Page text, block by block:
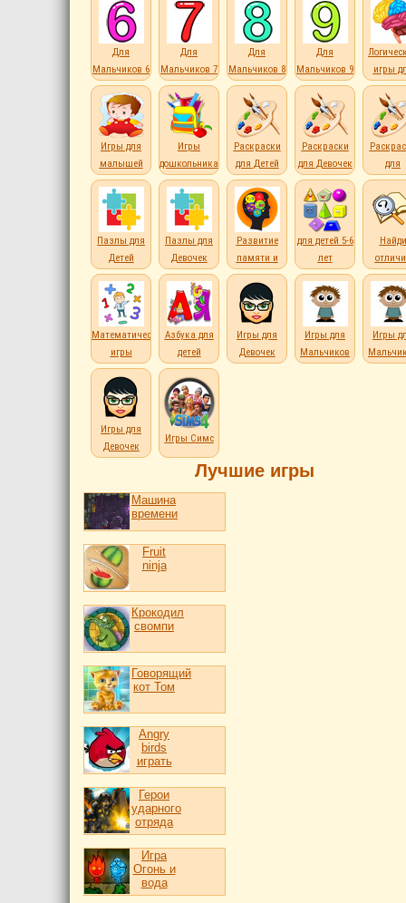
Для
Мальчиков 6
лет
Для
Мальчиков 7
лет
Для
Мальчиков 8
лет
Для
Мальчиков 9
лет
игры
детей
Игры для
малышей
Игры
дошкольникам
Раскраски
для Детей
Раскраски
для Девочек
для
Пазлы для
Детей
Пазлы для
Девочек
Развитие
памяти и
внимания
для детей 5-6
лет
Найди
Математические
игры
Азбука для
детей
Игры для
Девочек
Игры для
Мальчиков
Игры
Игры для
Девочек
Игры Симс
Лучшие игры
Машина
времени
Fruit
ninja
Крокодил
свомпи
Говорящий
кот Том
Angry
birds
играть
Герои
ударного
отряда
Игра
Огонь и
вода